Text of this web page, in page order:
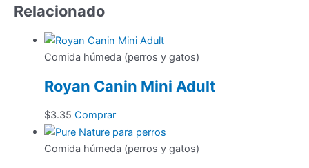
Mother
Babydog
cantidad
Relacionado
Comida húmeda (perros y gatos)
Royan Canin Mini Adult
$3.35 Comprar
Comida húmeda (perros y gatos)